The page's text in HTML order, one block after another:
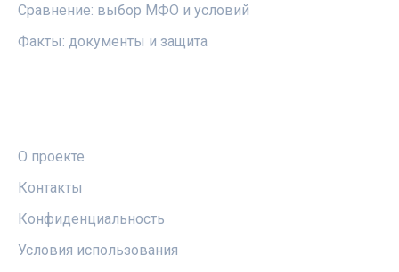
Сравнение: выбор МФО и условий
Факты: документы и защита
О проекте
Контакты
Конфиденциальность
Условия использования